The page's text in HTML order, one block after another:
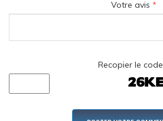
Votre avis *
Recopier le code